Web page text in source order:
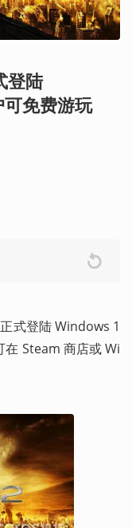
登陆
免费游玩
式登陆 Windows 1
在 Steam 商店或 Wi